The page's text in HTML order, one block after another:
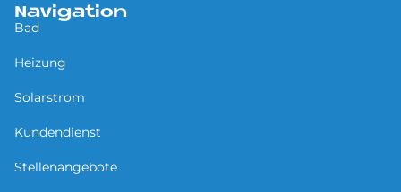
Navigation
Bad
Heizung
Solarstrom
Kundendienst
Stellenangebote